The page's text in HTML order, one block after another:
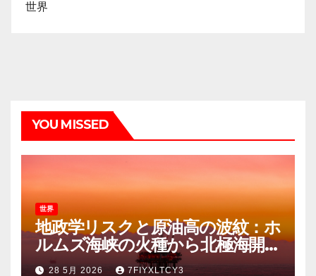
世界
YOU MISSED
世界
地政学リスクと原油高の波紋：ホ
ルムズ海峡の火種から北極海開発
の「幻想」まで
28 5月 2026 7FIYXLTCY3